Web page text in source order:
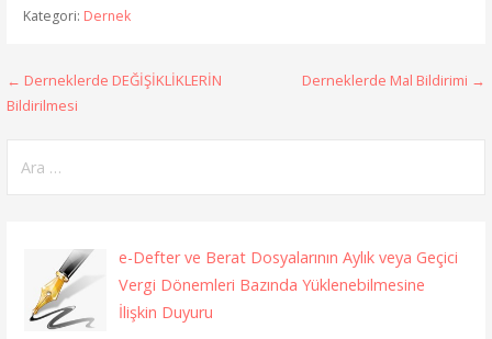
Kategori: Dernek
Yazı
← Derneklerde DEĞİŞİKLİKLERİN
Bildirilmesi
Derneklerde Mal Bildirimi →
e-Defter ve Berat Dosyalarının Aylık veya Geçici
Vergi Dönemleri Bazında Yüklenebilmesine
İlişkin Duyuru